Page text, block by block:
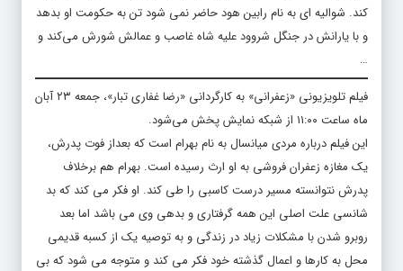
کند. شوالیه‏ ای به نام رابین هود حاضر نمی‏ شود تن به حکومت او بدهد
و با یارانش در جنگل شروود علیه شاه غاصب و عمالش شورش می‏‌کند و
…
فیلم تلویزیونی «زعفرانی» به کارگردانی «رضا غفاری تبار»، جمعه ۲۳ آبان
ماه ساعت ۱۱:۰۰ از شبکه نمایش پخش می‌شود.
این فیلم درباره مردی میانسال به نام بهرام است که بعداز فوت پدرش،
یک مغازه زعفران فروشی به او ارث رسیده است. بهرام هم برخلاف
پدرش نتوانسته مسیر درست کاسبی را طی کند. او فکر می کند که بد
شانسی علت اصلی این همه گرفتاری و بدهی وی می باشد اما بعد
روبرو شدن با مشکلات زیاد در زندگی و به توصیه یک از کسبه قدیمی
محل به کارها و اعمال گذشته خود فکر می کند و متوجه می شود که بی